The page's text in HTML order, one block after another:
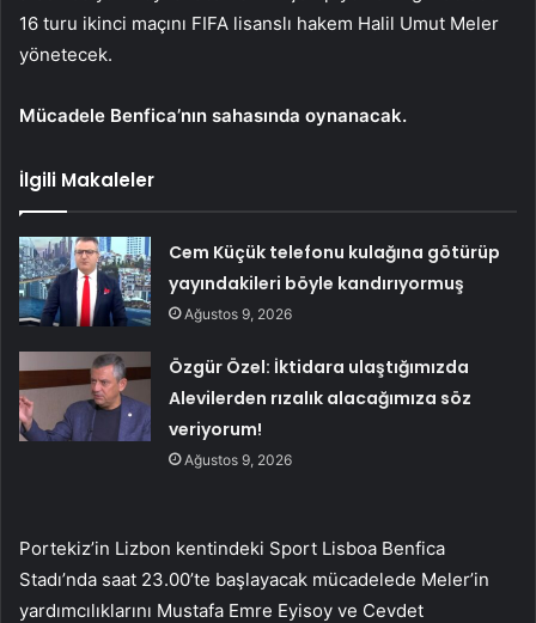
16 turu ikinci maçını FIFA lisanslı hakem Halil Umut Meler
yönetecek.
Mücadele Benfica’nın sahasında oynanacak.
İlgili Makaleler
Cem Küçük telefonu kulağına götürüp
yayındakileri böyle kandırıyormuş
Ağustos 9, 2026
Özgür Özel: İktidara ulaştığımızda
Alevilerden rızalık alacağımıza söz
veriyorum!
Ağustos 9, 2026
Portekiz’in Lizbon kentindeki Sport Lisboa Benfica
Stadı’nda saat 23.00’te başlayacak mücadelede Meler’in
yardımcılıklarını Mustafa Emre Eyisoy ve Cevdet